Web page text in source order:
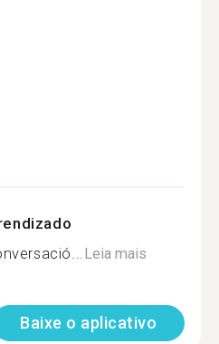
Leia mais
Baixe o aplicativo